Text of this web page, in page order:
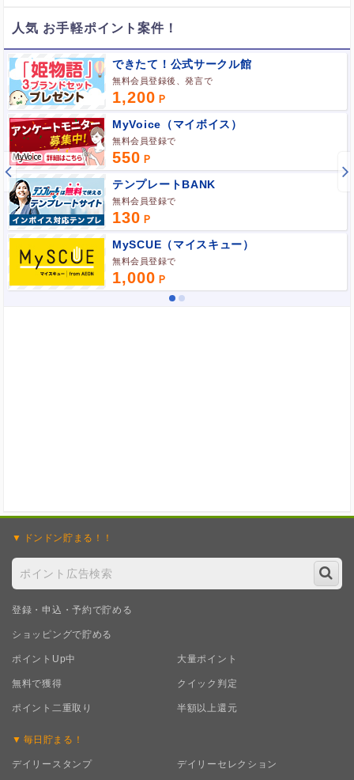
人気 お手軽ポイント案件！
できたて！公式サークル館
無料会員登録後、発言で
1,200
MyVoice（マイボイス）
無料会員登録で
550
テンプレートBANK
無料会員登録で
130
MySCUE（マイスキュー）
無料会員登録で
1,000
ドンドン貯まる！！
登録・申込・予約で貯める
ショッピングで貯める
ポイントUp中 大量ポイント
無料で獲得 クイック判定
ポイント二重取り 半額以上還元
毎日 貯まる！
デイリースタンプ デイリーセレクション